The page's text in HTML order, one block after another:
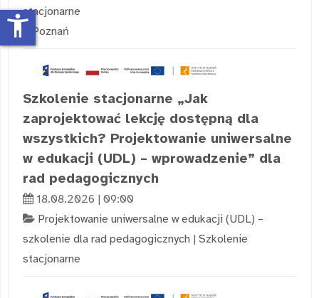
stacjonarne
Poznań
Szkolenie stacjonarne „Jak
zaprojektować lekcję dostępną dla
wszystkich? Projektowanie uniwersalne
w edukacji (UDL) – wprowadzenie” dla
rad pedagogicznych
18.08.2026 | 09:00
Projektowanie uniwersalne w edukacji (UDL) –
szkolenie dla rad pedagogicznych | Szkolenie
stacjonarne
accessibility_new